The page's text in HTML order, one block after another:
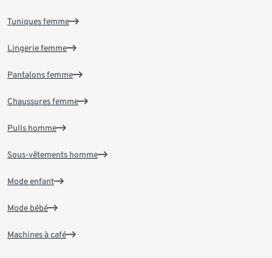
Tuniques femme
Lingerie femme
Pantalons femme
Chaussures femme
Pulls homme
Sous-vêtements homme
Mode enfant
Mode bébé
Machines à café